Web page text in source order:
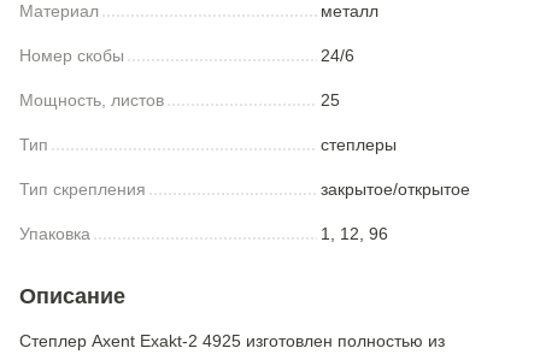
Материал металл
Номер скобы 24/6
Мощность, листов 25
Тип степлеры
Тип скрепления закрытое/открытое
Упаковка 1, 12, 96
Описание
Степлер Axent Exakt-2 4925 изготовлен полностью из